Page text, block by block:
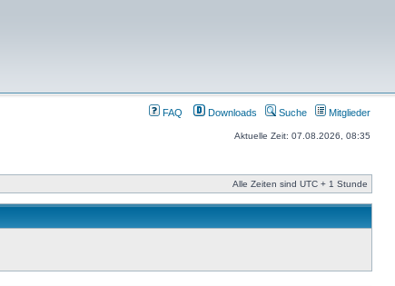
FAQ Downloads Suche Mitglieder
Aktuelle Zeit: 07.08.2026, 08:35
Alle Zeiten sind UTC + 1 Stunde